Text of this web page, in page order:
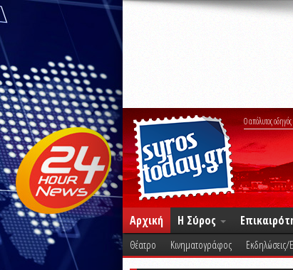
Ο απόλυτος
Αρχική Η Σύρος
Θέατρο Κινηματογράφος Εκδηλώσεις/